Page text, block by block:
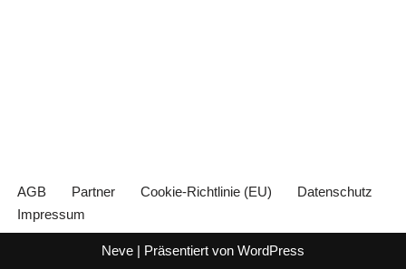
AGB Partner Cookie-Richtlinie (EU)
Datenschutz
Impressum
Neve | Präsentiert von WordPress